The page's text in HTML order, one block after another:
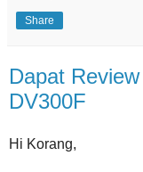
Share
Dapat
DV300F
Hi Korang,